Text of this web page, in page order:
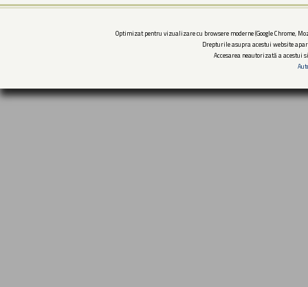
Optimizat pentru vizualizare cu browsere moderne (Google Chrome,
Drepturile asupra acestui website
Accesarea neautorizată a acestui